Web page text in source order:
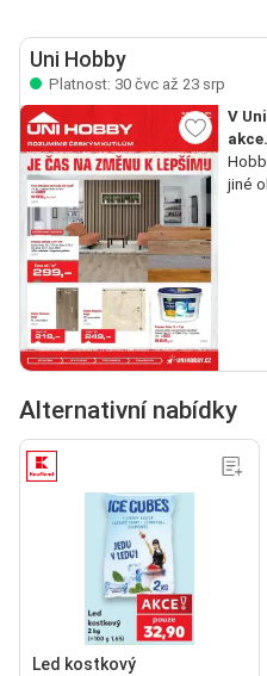
Uni Hobby
Platnost: 30 čvc až 23 srp
V
akce.
jiné
Alternativní nabídky
Led kostkový